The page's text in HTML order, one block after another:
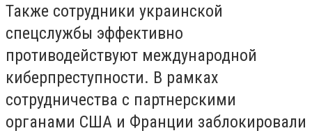
Также сотрудники украинской
спецслужбы эффективно
противодействуют международной
киберпреступности. В рамках
сотрудничества с партнерскими
органами США и Франции заблокировали